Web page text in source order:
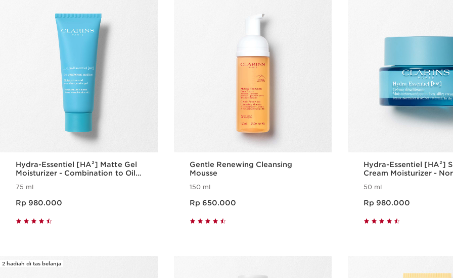
Hydra-Essentiel [HA²] Matte Gel
Moisturizer - Combination to Oily
75 ml
Rp 980.000
Gentle Renewing Cleansing
Mousse
150 ml
Rp 650.000
Hydra-Essentiel [HA²]
Cream Moisturizer -
50 ml
Rp 980.000
2 hadiah di tas belanja